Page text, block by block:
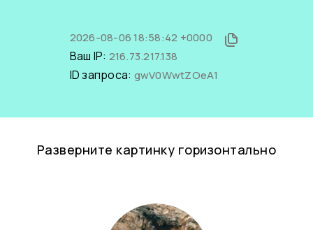
2026-08-06 18:58:42 +0000
Ваш IP: 216.73.217.138
ID запроса: gwV0WwtZOeA1
Разверните картинку горизонтально